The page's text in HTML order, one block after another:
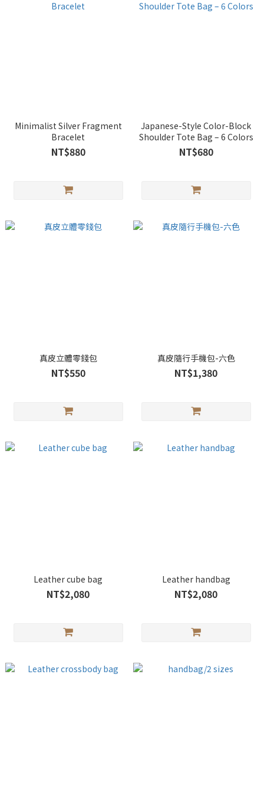
Minimalist Silver Fragment
Bracelet
NT$880
Japanese-Style Color-Block
Shoulder Tote Bag – 6 Colors
NT$680
真皮立體零錢包
NT$550
真皮隨行手機包-六色
NT$1,380
Leather cube bag
NT$2,080
Leather handbag
NT$2,080